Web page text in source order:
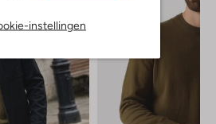
instellingen